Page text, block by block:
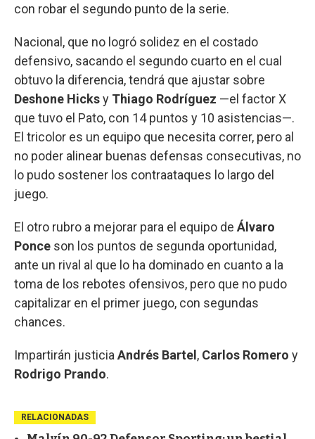
con robar el segundo punto de la serie.
Nacional, que no logró solidez en el costado
defensivo, sacando el segundo cuarto en el cual
obtuvo la diferencia, tendrá que ajustar sobre
Deshone Hicksy Thiago Rodríguez —el factor X
que tuvo el Pato, con 14 puntos y 10 asistencias—.
El tricolor es un equipo que necesita correr, pero al
no poder alinear buenas defensas consecutivas, no
lo pudo sostener los contraataques lo largo del
juego.
El otro rubro a mejorar para el equipo de Álvaro
Ponce son los puntos de segunda oportunidad,
ante un rival al que lo ha dominado en cuanto a la
toma de los rebotes ofensivos, pero que no pudo
capitalizar en el primer juego, con segundas
chances.
Impartirán justicia Andrés Bartel , Carlos Romero y
Rodrigo Prando.
RELACIONADAS